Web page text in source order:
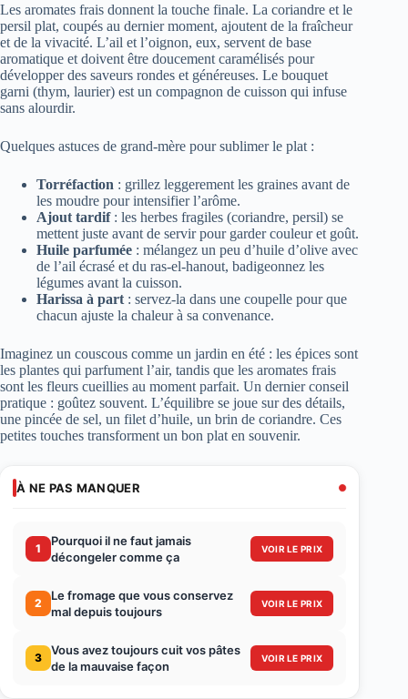
Les aromates frais donnent la touche finale. La coriandre et le
persil plat, coupés au dernier moment, ajoutent de la fraîcheur
et de la vivacité. L’ail et l’oignon, eux, servent de base
aromatique et doivent être doucement caramélisés pour
développer des saveurs rondes et généreuses. Le bouquet
garni (thym, laurier) est un compagnon de cuisson qui infuse
sans alourdir.
Quelques astuces de grand-mère pour sublimer le plat :
Torréfaction : grillez leggerement les graines avant de
les moudre pour intensifier l’arôme.
Ajout tardif: les herbes fragiles (coriandre, persil) se
mettent juste avant de servir pour garder couleur et goût.
Huile parfumée : mélangez un peu d’huile d’olive avec
de l’ail écrasé et du ras-el-hanout, badigeonnez les
légumes avant la cuisson.
Harissa à part : servez-la dans une coupelle pour que
chacun ajuste la chaleur à sa convenance.
Imaginez un couscous comme un jardin en été : les épices sont
les plantes qui parfument l’air, tandis que les aromates frais
sont les fleurs cueillies au moment parfait. Un dernier conseil
pratique : goûtez souvent. L’équilibre se joue sur des détails,
une pincée de sel, un filet d’huile, un brin de coriandre. Ces
petites touches transforment un bon plat en souvenir.
À NE PAS MANQUER
1
Pourquoi il ne faut jamais
décongeler comme ça
VOIR LE PRIX
2
Le fromage que vous conservez
mal depuis toujours
VOIR LE PRIX
3
Vous avez toujours cuit vos pâtes
de la mauvaise façon
VOIR LE PRIX